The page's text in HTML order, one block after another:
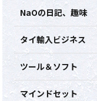
NaOの日記、趣味
タイ輸入ビジネス
ツール＆ソフト
マインドセット